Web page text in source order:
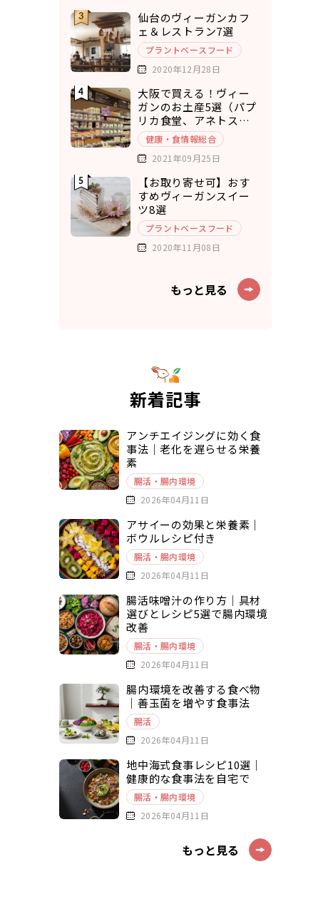
仙台のヴィーガンカフ
ェ＆レストラン7選
プラントベースフード
2020年12月28日
大阪で買える！ヴィー
ガンのお土産5選（パプ
リカ食堂、アネトス、
ひねもすぱん）
健康・食情報総合
2021年09月25日
【お取り寄せ可】おす
すめヴィーガンスイー
ツ8選
プラントベースフード
2020年11月08日
もっと見る
新着記事
アンチエイジングに効く食
事法｜老化を遅らせる栄養
素
腸活・腸内環境
2026年04月11日
アサイーの効果と栄養素｜
ボウルレシピ付き
腸活・腸内環境
2026年04月11日
腸活味噌汁の作り方｜具材
選びとレシピ5選で腸内環境
改善
腸活・腸内環境
2026年04月11日
腸内環境を改善する食べ物
｜善玉菌を増やす食事法
腸活
2026年04月11日
地中海式食事レシピ10選｜
健康的な食事法を自宅で
腸活・腸内環境
2026年04月11日
もっと見る